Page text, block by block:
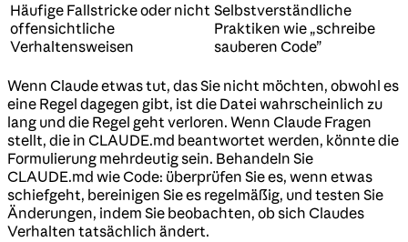
Häufige Fallstricke oder nicht
offensichtliche
Verhaltensweisen
Selbstverständliche
Praktiken wie „schreibe
sauberen Code”
Wenn Claude etwas tut, das Sie nicht möchten, obwohl es
eine Regel dagegen gibt, ist die Datei wahrscheinlich zu
lang und die Regel geht verloren. Wenn Claude Fragen
stellt, die in CLAUDE.md beantwortet werden, könnte die
Formulierung mehrdeutig sein. Behandeln Sie
CLAUDE.md wie Code: überprüfen Sie es, wenn etwas
schiefgeht, bereinigen Sie es regelmäßig, und testen Sie
Änderungen, indem Sie beobachten, ob sich Claudes
Verhalten tatsächlich ändert.